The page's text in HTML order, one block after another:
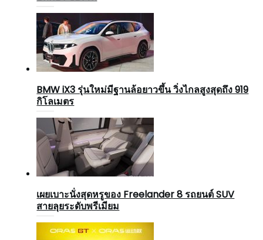
BMW iX3 รุ่นใหม่มีฐานล้อยาวขึ้น วิ่งไกลสูงสุดถึง 919
กิโลเมตร
เผยเบาะนั่งสุดหรูของ Freelander 8 รถยนต์ SUV
สายลุยระดับพรีเมียม